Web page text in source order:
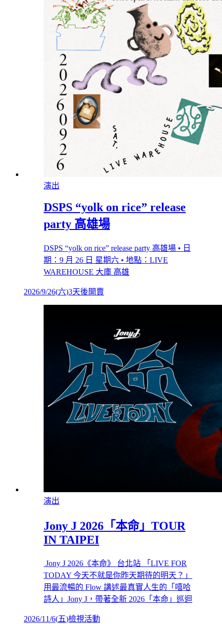
演出
DSPS “yolk on rice” release
party 高雄場
DSPS “yolk on rice” release party 高雄場 • 日
期：9 月 26 日 星期六 • 地點：LIVE
WAREHOUSE 大庫 高雄
2026/9/26(六)3天後開賣
演出
Jony J 2026「本命」TOUR
IN TAIPEI
Jony J 2026《本命》 台北站 「LIVE FOR
TODAY 今天不就是你昨天期待的明天？」
用最流暢的 Flow 講述最真實人生的「嘻哈
詩人」Jony J，帶著全新 2026「本命」巡迴
2026/11/6(五)檢視活動